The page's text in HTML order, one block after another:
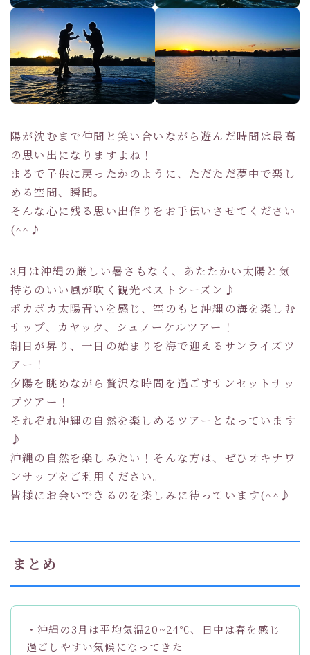
陽が沈むまで仲間と笑い合いながら遊んだ時間は最高
の思い出になりますよね！
まるで子供に戻ったかのように、ただただ夢中で楽し
める空間、瞬間。
そんな心に残る思い出作りをお手伝いさせてください
(^^♪
3月は沖縄の厳しい暑さもなく、あたたかい太陽と気
持ちのいい風が吹く観光ベストシーズン♪
ポカポカ太陽青いを感じ、空のもと沖縄の海を楽しむ
サップ、カヤック、シュノーケルツアー！
朝日が昇り、一日の始まりを海で迎えるサンライズツ
アー！
夕陽を眺めながら贅沢な時間を過ごすサンセットサッ
プツアー！
それぞれ沖縄の自然を楽しめるツアーとなっています
♪
沖縄の自然を楽しみたい！そんな方は、ぜひオキナワ
ンサップをご利用ください。
皆様にお会いできるのを楽しみに待っています(^^♪
まとめ
・沖縄の3月は平均気温20~24℃、日中は春を感じ
過ごしやすい気候になってきた